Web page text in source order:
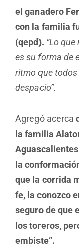
el ganadero
con la familia
(qepd). “Lo
es su forma de
ritmo que
despacio”.
Agregó acerca
la familia
la
que la corrida
fe, la conozco
seguro de que
los toreros,
embiste”.